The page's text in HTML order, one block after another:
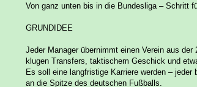
Von ganz unten bis in die Bundesliga – Schritt
GRUNDIDEE
Jeder Manager übernimmt einen Verein aus
klugen Transfers, taktischem Geschick und
Es soll eine langfristige Karriere werden – jeder
an die Spitze des deutschen Fußballs.